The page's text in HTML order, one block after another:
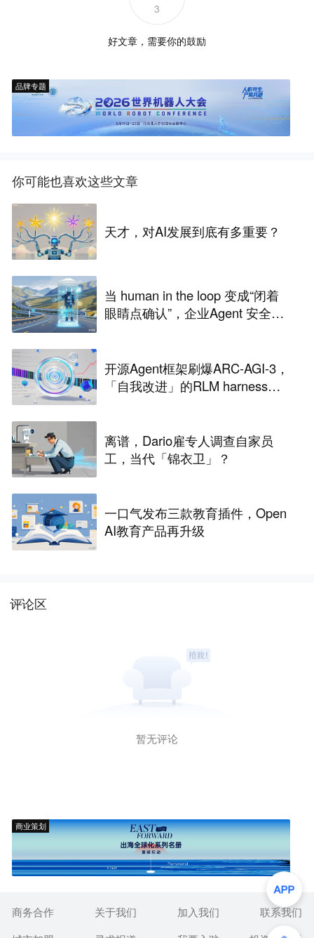
3
好文章，需要你的鼓励
品牌专题
你可能也喜欢这些文章
天才，对AI发展到底有多重要？
当 human in the loop 变成“闭着
眼睛点确认”，企业Agent 安全还
开源Agent框架刷爆ARC-AGI-3，
「自我改进」的RLM harness引
离谱，Dario雇专人调查自家员
工，当代「锦衣卫」？
一口气发布三款教育插件，Open
AI教育产品再升级
评论区
暂无评论
商业策划
商务合作 关于我们 加入我们
联系我们